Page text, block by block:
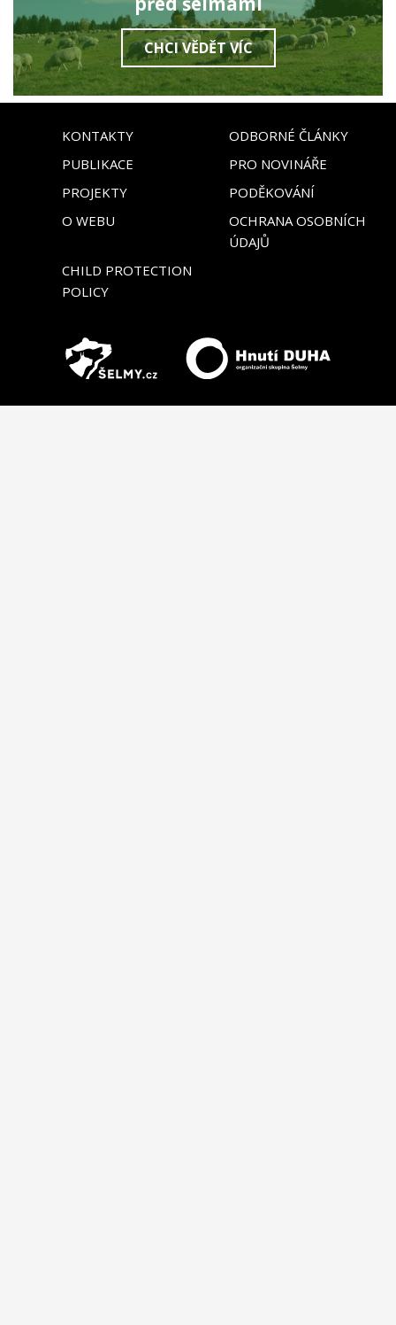
CHCI VĚDĚT VÍC
KONTAKTY
ODBORNÉ ČLÁNKY
PUBLIKACE
PRO NOVINÁŘE
PROJEKTY
PODĚKOVÁNÍ
O WEBU
OCHRANA OSOBNÍCH
ÚDAJŮ
CHILD PROTECTION
POLICY